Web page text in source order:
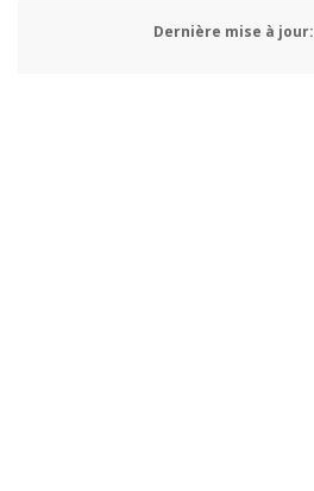
Dernière mise à jour: